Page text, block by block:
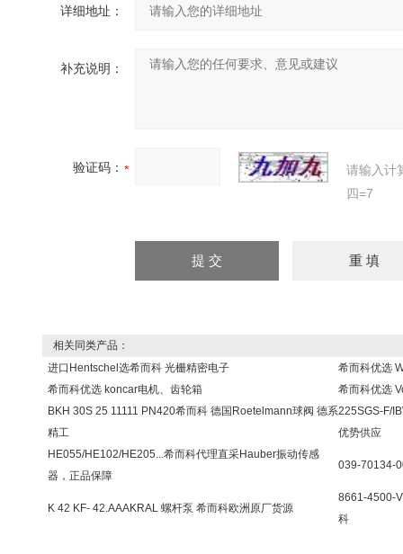
详细地址：
补充说明：
验证码：
请输入计
四=7
相关同类产品：
进口Hentschel选希而科 光栅精密电子
希而科优选
希而科优选 koncar电机、齿轮箱
希而科优选
BKH 30S 25 11111 PN420希而科 德国Roetelmann球阀 德系
精工
225SGS-F/
优势供应
HE055/HE102/HE205...希而科代理直采Hauber振动传感
器，正品保障
039-70134-
K 42 KF- 42.AAAKRAL 螺杆泵 希而科欧洲原厂货源
8661-4500-
科